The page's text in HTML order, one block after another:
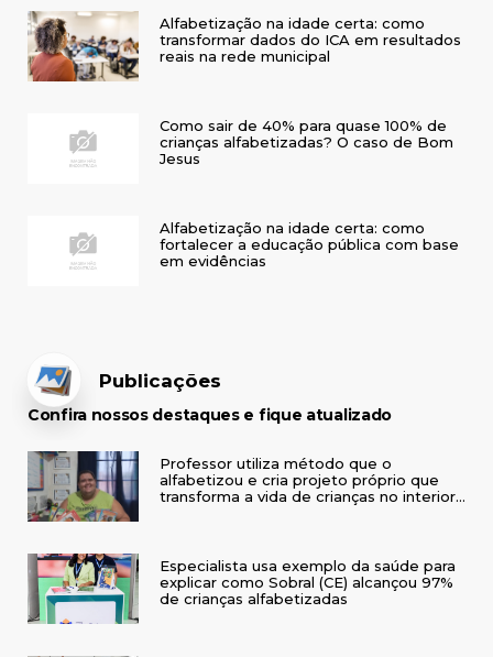
Alfabetização na idade certa: como
transformar dados do ICA em resultados
reais na rede municipal
Como sair de 40% para quase 100% de
crianças alfabetizadas? O caso de Bom
Jesus
Alfabetização na idade certa: como
fortalecer a educação pública com base
em evidências
Publicações
Confira nossos destaques e fique atualizado
Professor utiliza método que o
alfabetizou e cria projeto próprio que
transforma a vida de crianças no interior
Especialista usa exemplo da saúde para
explicar como Sobral (CE) alcançou 97%
de crianças alfabetizadas